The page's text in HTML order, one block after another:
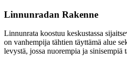
Linnunradan Rakenne
Linnunrata koostuu keskustassa
on vanhempija tähtien täyttämä alue
levystä, jossa nuorempia ja sinisempiä